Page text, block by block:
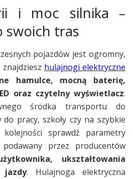
i moc silnika –
swoich tras
pojazdów jest ogromny,
hulajnogi elektryczne
hamulce, mocną baterię,
oraz czytelny wyświetlacz.
środka transportu do
pracy, szkoły czy na szybkie
sprawdź parametry
przez producentów
ukształtowania
. Hulajnoga elektryczna